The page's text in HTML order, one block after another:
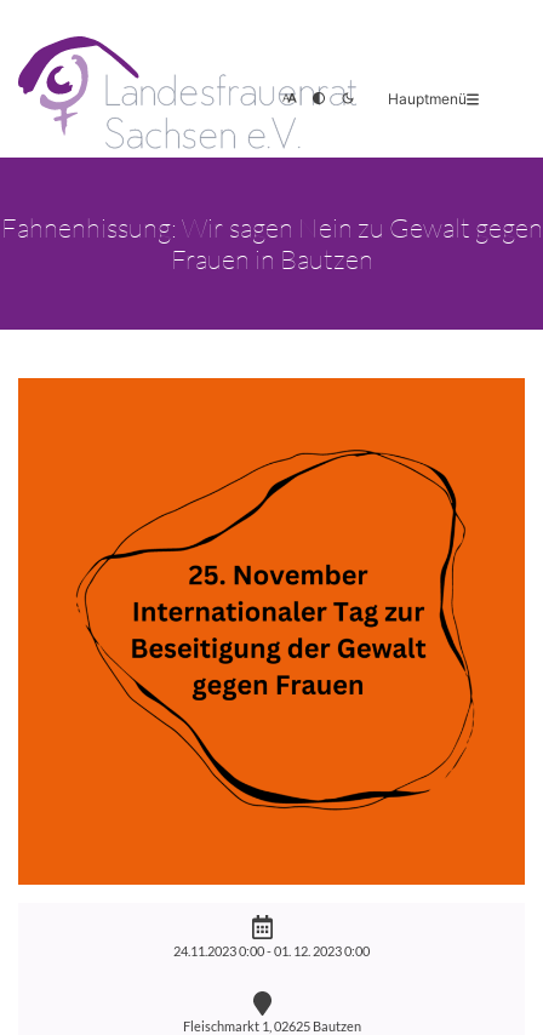
Hauptmenü
Fahnenhissung: Wir sagen Nein zu Gewalt gegen
Frauen in Bautzen
24.11.2023 0:00 -01. 12. 2023 0:00
Fleischmarkt 1, 02625 Bautzen